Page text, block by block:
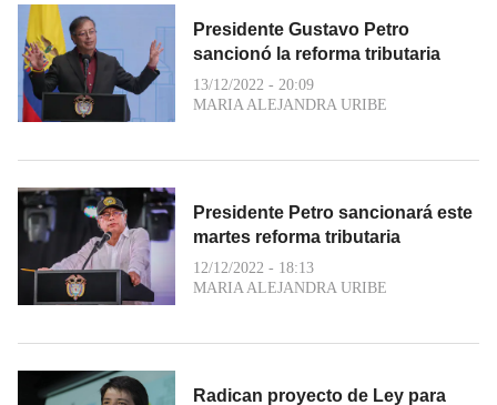
Presidente Gustavo Petro
sancionó la reforma tributaria
13/12/2022 - 20:09
MARIA ALEJANDRA URIBE
Presidente Petro sancionará este
martes reforma tributaria
12/12/2022 - 18:13
MARIA ALEJANDRA URIBE
Radican proyecto de Ley para